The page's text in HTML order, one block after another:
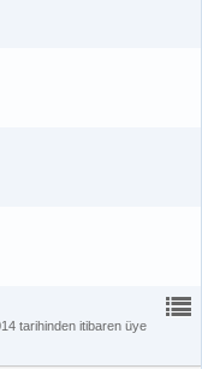
tarihinden itibaren üye